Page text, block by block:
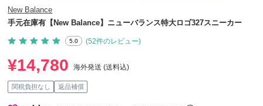
New Balance
手元在庫有【New Balance】ニューバランス特大ロゴ327スニーカー
5.0 (52件のレビュー)
¥14,780 海外発送 (送料込)
関税負担なし 返品補償